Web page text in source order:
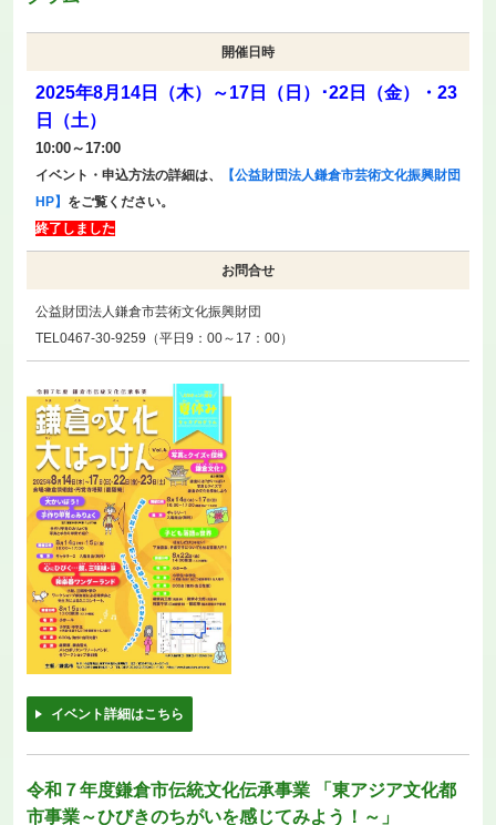
開催日時
2025年8月14日（木）～17日（日）･22日（金）・23
日（土）
10:00～17:00
イベント・申込方法の詳細は、
【公益財団法人鎌倉市芸術文化振興財団
HP】 をご覧ください。
終了しました
お問合せ
公益財団法人鎌倉市芸術文化振興財団
TEL0467-30-9259（平日9：00～17：00）
イベント詳細はこちら
令和７年度鎌倉市伝統文化伝承事業 「東アジア文化都
市事業～ひびきのちがいを感じてみよう！～」